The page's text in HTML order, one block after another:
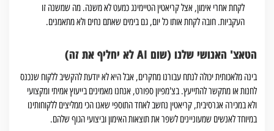
לקחת אחרי אימון, אצל קריאטין הטיימינג כמעט לא משנה. מה שמשנה זו
העקביות. חובה לקחת אותו כל יום, גם בימים שאתם נחים ולא מתאמנים.
הטאצ' האנושי שלנו (שום AI לא יחליף את זה)
בינה מלאכותית יכולה לנתח עבורנו מחקרים, אבל היא לא יודעת להקשיב ללקוח שנכנס
לחנות או מתקשר להתייעץ. בצ'מפיון ספורט, אנחנו מאמינים בייעוץ אמיתי ומקצועי
ולא במכירה אגרסיבית, קריאטין נחשב לאחד התוספי שאנו הכי ממליצים ללקוחותינו
במיוחד לאנשים שמעוניינים לשפר את תוצאות האימון וביצועי הגוף שלהם.